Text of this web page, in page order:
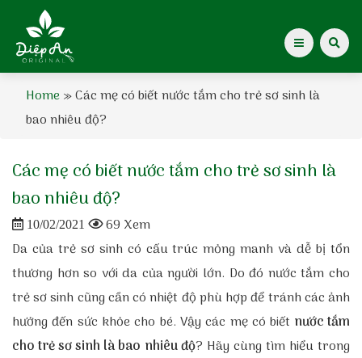
Giới thiệu Dược Khoa
Kiến thức cho mẹ
Tạp chí Diệp An Nhi
Tin tức
Điểm mua hàng
Home»Các mẹ có biết nước tắm cho trẻ sơ sinh là
bao nhiêu độ?
Các mẹ có biết nước tắm cho trẻ sơ sinh là
bao nhiêu độ?
10/02/2021
69 Xem
Da của trẻ sơ sinh có cấu trúc mỏng manh và dễ bị tổn
thương hơn so với da của người lớn. Do đó nước tắm cho
trẻ sơ sinh cũng cần có nhiệt độ phù hợp để tránh các ảnh
hưởng đến sức khỏe cho bé. Vậy các mẹ có biết nước tắm
cho trẻ sơ sinh là bao nhiêu độ? Hãy cùng tìm hiểu trong